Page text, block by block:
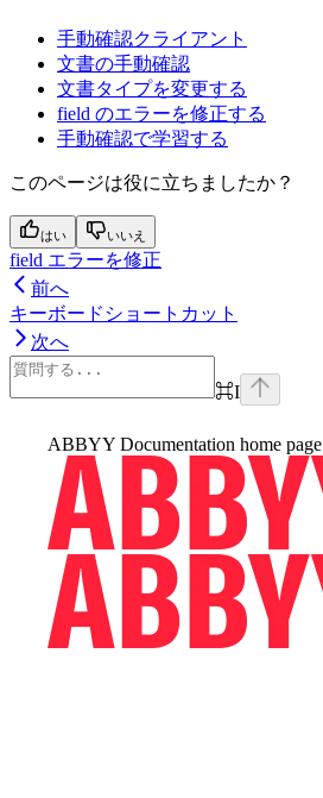
手動確認クライアント
文書の手動確認
文書タイプを変更する
field のエラーを修正する
手動確認で学習する
このページは役に立ちましたか？
はい いいえ
field エラーを修正
前へ
キーボードショートカット
次へ
⌘I
ABBYY Documentation home page